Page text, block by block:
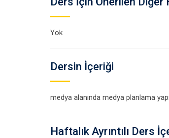
Yok
Dersin İçeriği
medya alanında medya planlama
Haftalık Ayrıntılı Ders